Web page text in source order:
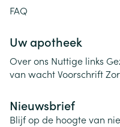
FAQ
Uw apotheek
Over ons Nuttige links
van wachtVoorschrift
Nieuwsbrief
Blijf op de hoogte van